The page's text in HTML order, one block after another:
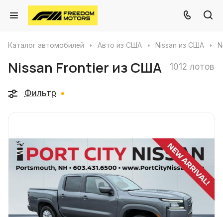
Каталог автомобилей Авто из США Nissan из США
Nissan Frontier из США 1012 лотов
Фильтр